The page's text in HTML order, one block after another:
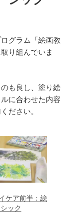
グラム「絵画教
り組んでいま
も良し、塗り絵
に合わせた内容
ださい。
ケア前半：絵
ック